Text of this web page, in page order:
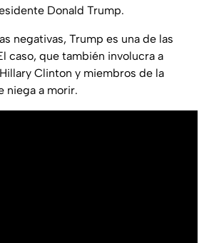
Donald Trump.
negativas, Trump es una de las
caso, que también involucra a
Clinton y miembros de la
niega a morir.